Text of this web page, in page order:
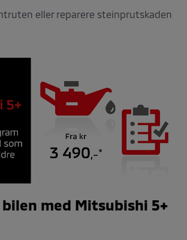
eller reparere steinprutskaden
bilen med Mitsubishi 5+